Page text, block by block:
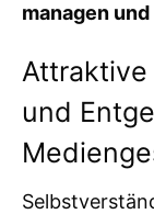
managen
und